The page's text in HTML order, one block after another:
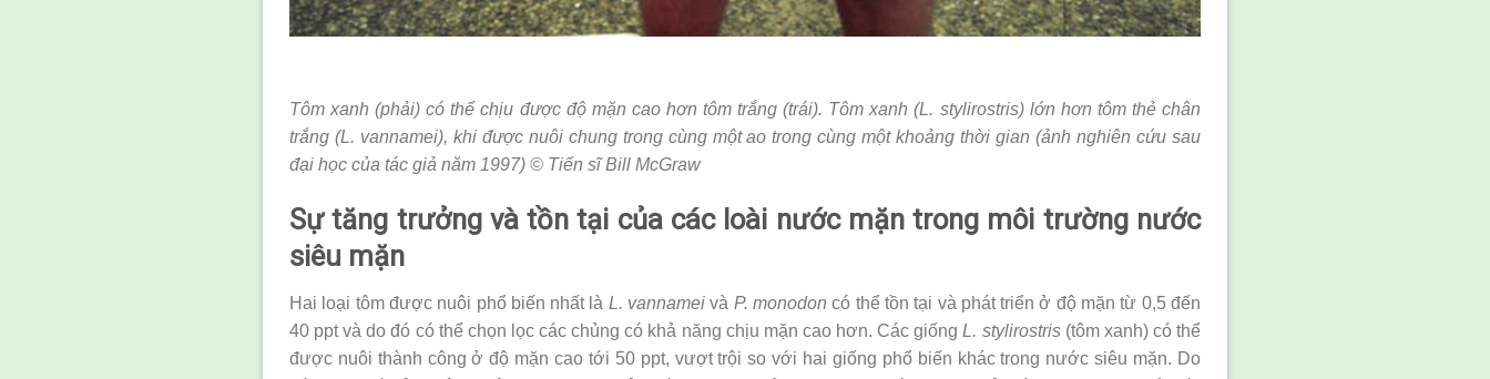
Tôm xanh (phải) có thể chịu được độ mặn cao hơn tôm trắng (trái). Tôm xanh (L. stylirostris) lớn hơn tôm thẻ chân
trắng (L. vannamei), khi được nuôi chung trong cùng một ao trong cùng một khoảng thời gian (ảnh nghiên cứu sau
đại học của tác giả năm 1997) © Tiến sĩ Bill McGraw
Sự tăng trưởng và tồn tại của các loài nước mặn trong môi trường nước
siêu mặn
Hai loại tôm được nuôi phổ biến nhất là L. vannamei và P. monodon có thể tồn tại và phát triển ở độ mặn từ 0,5 đến
40 ppt và do đó có thể chọn lọc các chủng có khả năng chịu mặn cao hơn. Các giốngL. stylirostris(tôm xanh) có thể
được nuôi thành công ở độ mặn cao tới 50 ppt, vượt trội so với hai giống phổ biến khác trong nước siêu mặn. Do